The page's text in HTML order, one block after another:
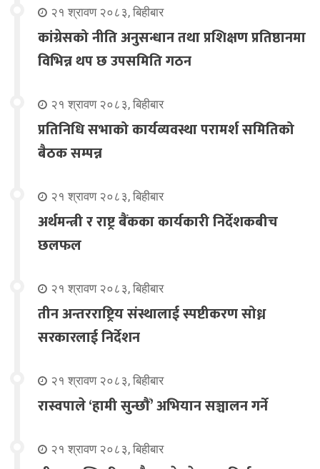
२१ श्रावण २०८३, बिहीबार
कांग्रेसको नीति अनुसन्धान तथा प्रशिक्षण प्रतिष्ठानमा
विभिन्न थप छ उपसमिति गठन
२१ श्रावण २०८३, बिहीबार
प्रतिनिधि सभाको कार्यव्यवस्था परामर्श समितिको
बैठक सम्पन्न
२१ श्रावण २०८३, बिहीबार
अर्थमन्त्री र राष्ट्र बैंकका कार्यकारी निर्देशकबीच
छलफल
२१ श्रावण २०८३, बिहीबार
तीन अन्तरराष्ट्रिय संस्थालाई स्पष्टीकरण सोध्न
सरकारलाई निर्देशन
२१ श्रावण २०८३, बिहीबार
रास्वपाले ‘हामी सुन्छौँ’ अभियान सञ्चालन गर्ने
२१ श्रावण २०८३, बिहीबार